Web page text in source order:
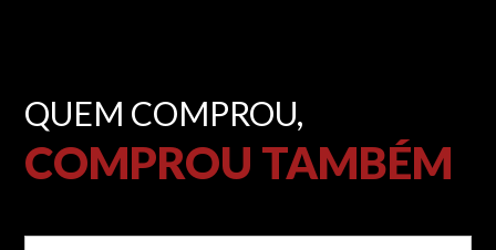
QUEM COMPROU,
COMPROU TAMBÉM